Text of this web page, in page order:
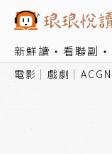
新鮮讀 看聯副
電影 戲劇 ACGN